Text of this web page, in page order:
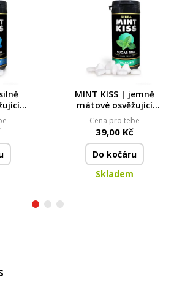
MINT KISS | jemně
mátové osvěžující
pastilky bez cukru |
spearmint | 28 g
Cena pro tebe
39,00 Kč
Do kočáru
Skladem